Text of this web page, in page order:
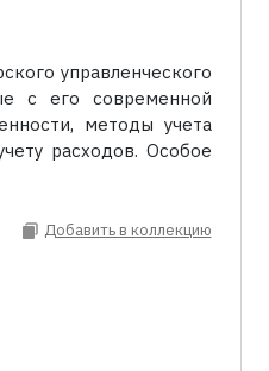
управленческого
с его современной
методы учета
расходов. Особое
Добавить в коллекцию